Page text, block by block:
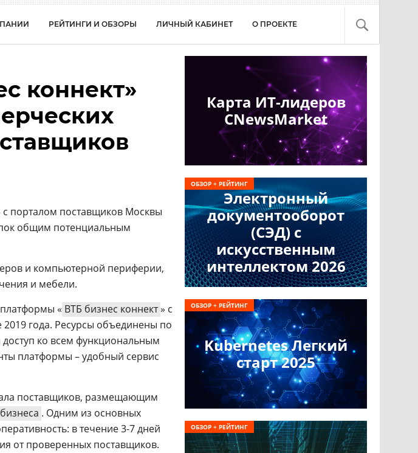
РЕЙТИНГИ И ОБЗОРЫ ЛИЧНЫЙ КАБИНЕТ О ПРОЕКТЕ
коннект»
порталом поставщиков Москвы
общим потенциальным
и компьютерной периферии,
и мебели.
« ВТБ бизнес коннект» с
года. Ресурсы объединены по
ко всем функциональным
платформы – удобный сервис
поставщиков, размещающим
. Одним из основных
в течение 3-7 дней
от проверенных поставщиков.
Карта ИТ-лидеров
CNewsMarket
Электронный
документооборот
(СЭД) с
искусственным
интеллектом 2026
ОБЗОР + РЕЙТИНГ
Kubernetes Легкий
старт 2025
ОБЗОР + РЕЙТИНГ
ОБЗОР + РЕЙТИНГ